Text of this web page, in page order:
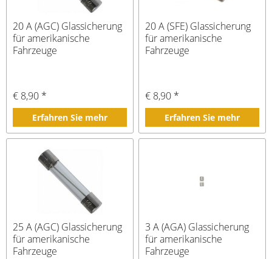
20 A (AGC) Glassicherung
für amerikanische
Fahrzeuge
€ 8,90 *
Erfahren Sie mehr
20 A (SFE) Glassicherung
für amerikanische
Fahrzeuge
€ 8,90 *
Erfahren Sie mehr
25 A (AGC) Glassicherung
für amerikanische
Fahrzeuge
3 A (AGA) Glassicherung
für amerikanische
Fahrzeuge